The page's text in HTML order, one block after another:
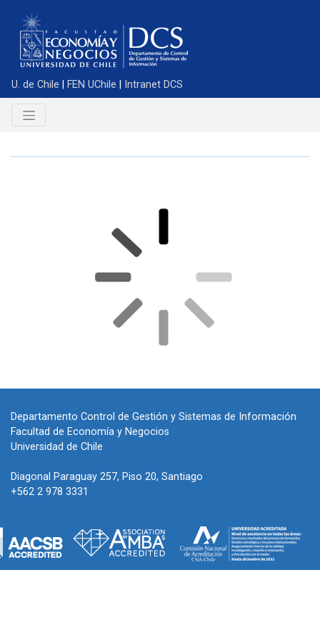
U. de Chile FEN UChile Intranet DCS
Departamento Control de Gestión y Sistemas de Información
Facultad de Economía y Negocios
Universidad de Chile
Diagonal Paraguay 257, Piso 20, Santiago
+562 2 978 3331